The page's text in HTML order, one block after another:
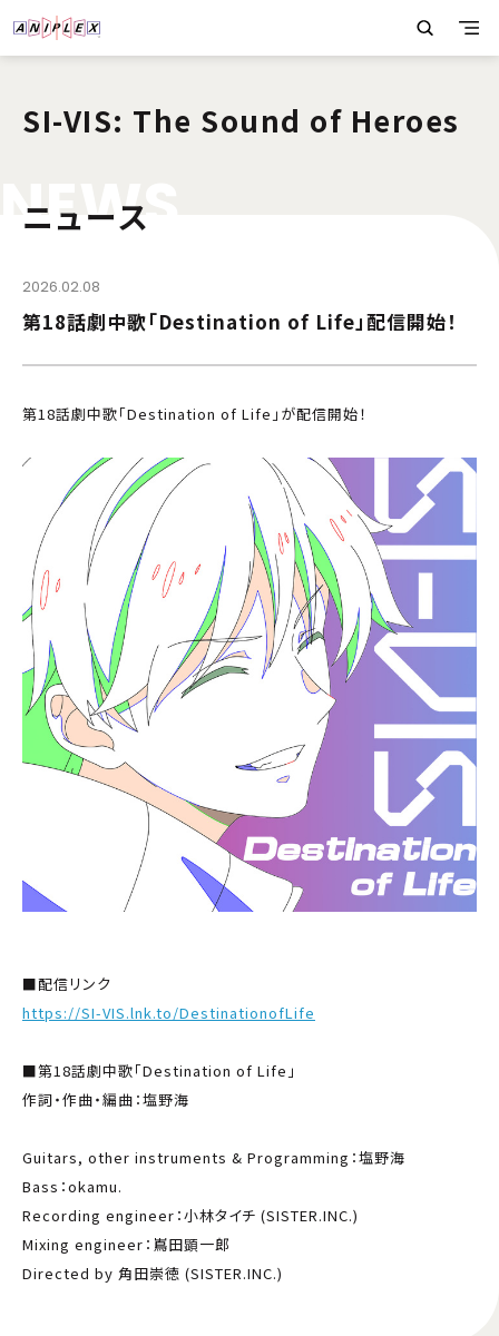
SI-VIS: The Sound of Heroes
NEWS
ニュース
2026.02.08
第18話劇中歌「Destination of Life」配信開始！
第18話劇中歌「Destination of Life」が配信開始！
■配信リンク
https://SI-VIS.lnk.to/DestinationofLife
■第18話劇中歌「Destination of Life」
作詞・作曲・編曲：塩野海
Guitars, other instruments & Programming：塩野海
Bass：okamu.
Recording engineer：小林タイチ (SISTER.INC.)
Mixing engineer：嶌田顕一郎
Directed by 角田崇徳 (SISTER.INC.)